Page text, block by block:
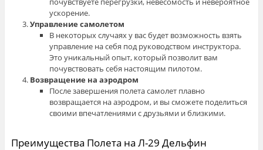
ускорение.
Управление самолетом
В некоторых случаях у вас будет возможность взять
управление на себя под руководством инструктора.
Это уникальный опыт, который позволит вам
почувствовать себя настоящим пилотом.
Возвращение на аэродром
После завершения полета самолет плавно
возвращается на аэродром, и вы сможете поделиться
своими впечатлениями с друзьями и близкими.
Преимущества Полета на Л-29 Дельфин